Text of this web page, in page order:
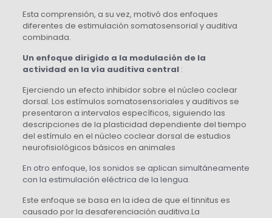
Esta comprensión, a su vez, motivó dos enfoques
diferentes de estimulación somatosensorial y auditiva
combinada.
Un enfoque dirigido a la modulación de la
actividad en la vía auditiva central:
Ejerciendo un efecto inhibidor sobre el núcleo coclear
dorsal. Los estímulos somatosensoriales y auditivos se
presentaron a intervalos específicos, siguiendo las
descripciones de la plasticidad dependiente del tiempo
del estímulo en el núcleo coclear dorsal de estudios
neurofisiológicos básicos en animales
En otro enfoque, los sonidos se aplican simultáneamente
con la estimulación eléctrica de la lengua.
Este enfoque se basa en la idea de que el tinnitus es
causado por la desaferenciación auditiva.La